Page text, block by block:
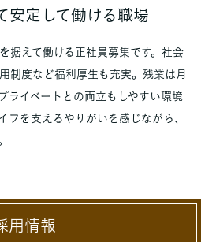
安定して働ける職場
据えて働ける正社員募集です。社会
制度など福利厚生も充実。残業は月
ライベートとの両立もしやすい環境
フを支えるやりがいを感じながら、
用情報